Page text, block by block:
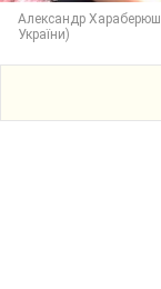
Александр
України)